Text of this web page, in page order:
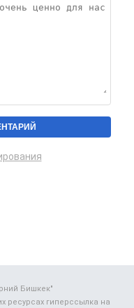
Бишкек"
ресурсах гиперссылка на